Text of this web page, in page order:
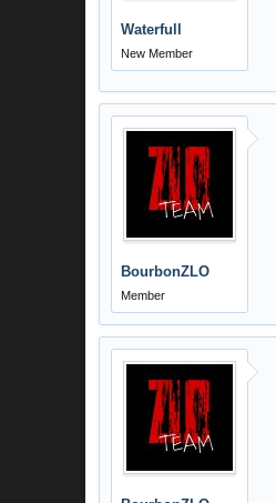
Waterfull
New Member
BourbonZLO
Member